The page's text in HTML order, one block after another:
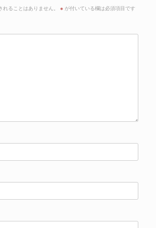
ることはありません。 ※ が付いている欄は必須項目です